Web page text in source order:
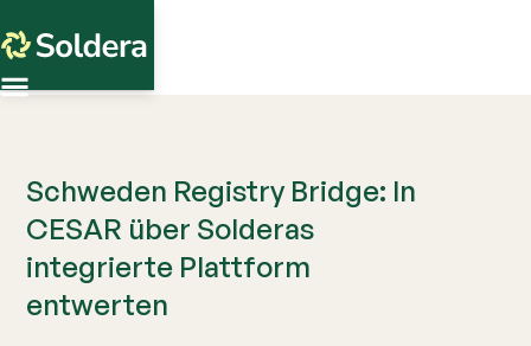
Schweden Registry Bridge: In
CESAR über Solderas
integrierte Plattform
entwerten